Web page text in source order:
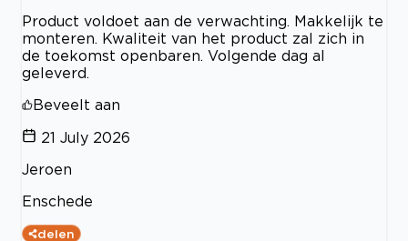
Product voldoet aan de verwachting. Makkelijk te
monteren. Kwaliteit van het product zal zich in
de toekomst openbaren. Volgende dag al
geleverd.
Beveelt aan
21 July 2026
Jeroen
Enschede
delen